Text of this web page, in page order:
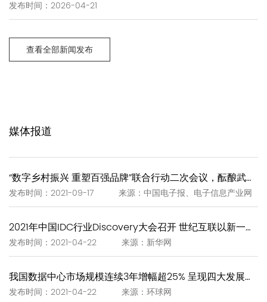
发布时间：2026-04-21
查看全部新闻发布
媒体报道
发布时间：2021-09-17 来源：中国电子报、电子信息产业网
发布时间：2021-04-22 来源：新华网
发布时间：2021-04-22 来源：环球网